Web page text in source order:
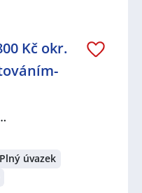
Kč okr.
Plný úvazek